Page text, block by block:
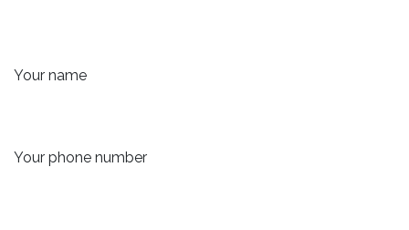
Your name
Your phone number